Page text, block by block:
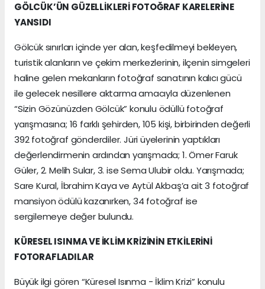
GÖLCÜK’ÜN GÜZELLİKLERİ FOTOĞRAF KARELERİNE
YANSIDI
Gölcük sınırları içinde yer alan, keşfedilmeyi bekleyen,
turistik alanların ve çekim merkezlerinin, ilçenin simgeleri
haline gelen mekanların fotoğraf sanatının kalıcı gücü
ile gelecek nesillere aktarma amacıyla düzenlenen
“Sizin Gözünüzden Gölcük” konulu ödüllü fotoğraf
yarışmasına; 16 farklı şehirden, 105 kişi, birbirinden değerli
392 fotoğraf gönderdiler. Jüri üyelerinin yaptıkları
değerlendirmenin ardından yarışmada; 1. Ömer Faruk
Güler, 2. Melih Sular, 3. ise Sema Ulubir oldu. Yarışmada;
Sare Kural, İbrahim Kaya ve Aytül Akbaş’a ait 3 fotoğraf
mansiyon ödülü kazanırken, 34 fotoğraf ise
sergilemeye değer bulundu.
KÜRESEL ISINMA VE İKLİM KRİZİNİN ETKİLERİNİ
FOTORAFLADILAR
Büyük ilgi gören “Küresel Isınma - İklim Krizi” konulu